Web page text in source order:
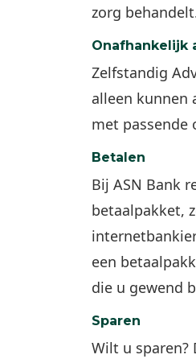
zorg
Onafhankelijk
Zelfstandig
alleen kunnen
met passende
Betalen
Bij ASN Bank
betaalpakket,
een
die u gewend
Sparen
Wilt u sparen?